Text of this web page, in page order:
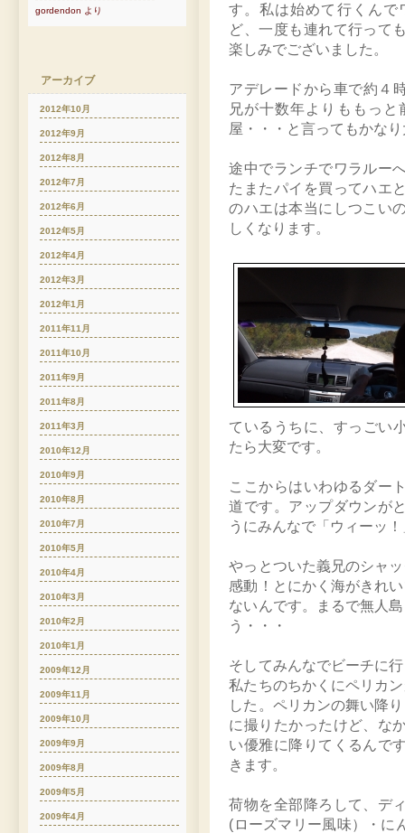
す。私は始めて行くんで
ど、一度も連れて行って
楽しみでございました。
アデレードから車で約４
兄が十数年よりももっ
屋・・・と言ってもかな
途中でランチでワラルー
たまたパイを買ってハエ
のハエは本当にしつこい
しくなります。
ているうちに、すっごい
たら大変です。
ここからはいわゆるダー
道です。アップダウンが
うにみんなで「ウィーッ
やっとついた義兄のシャ
感動！とにかく海がきれ
ないんです。まるで無人
う・・・
そしてみんなでビーチに
私たちのちかくにペリカ
した。ペリカンの舞い降
に撮りたかったけど、な
い優雅に降りてくるんで
きます。
荷物を全部降ろして、デ
(ローズマリー風味）・に
gordendon より
アーカイブ
2012年10月
2012年9月
2012年8月
2012年7月
2012年6月
2012年5月
2012年4月
2012年3月
2012年1月
2011年11月
2011年10月
2011年9月
2011年8月
2011年3月
2010年12月
2010年9月
2010年8月
2010年7月
2010年5月
2010年4月
2010年3月
2010年2月
2010年1月
2009年12月
2009年11月
2009年10月
2009年9月
2009年8月
2009年5月
2009年4月